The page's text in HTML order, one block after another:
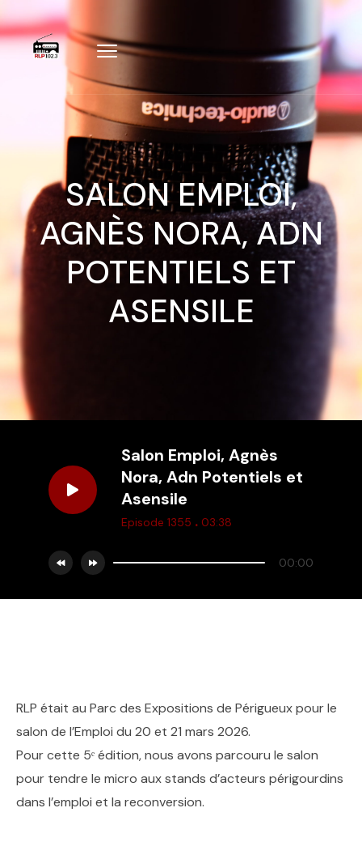
SALON EMPLOI,
AGNÈS NORA, ADN
POTENTIELS ET
ASENSILE
Salon Emploi, Agnès
Nora, Adn Potentiels et
Asensile
Episode 1355 . 03:38
00:00
RLP était au Parc des Expositions de Périgueux pour le
salon de l’Emploi du 20 et 21 mars 2026.
Pour cette 5ᵉ édition, nous avons parcouru le salon
pour tendre le micro aux stands d’acteurs périgourdins
dans l’emploi et la reconversion.